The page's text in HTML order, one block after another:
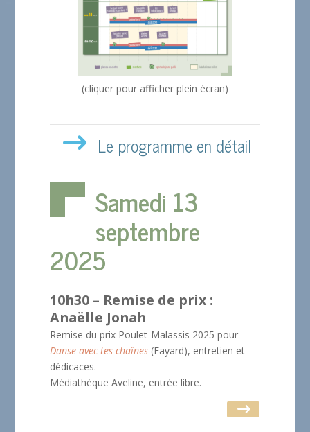
(cliquer pour afficher plein écran)
Le programme en détail
Samedi 13
septembre
2025
10h30 – Remise de prix :
Anaëlle Jonah
Remise du prix Poulet-Malassis 2025 pour
Danse avec tes chaînes (Fayard), entretien et
dédicaces.
Médiathèque Aveline, entrée libre.